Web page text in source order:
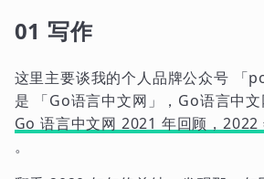
01 写作
这里主要谈我的个人品牌公众号 「
是 「Go语言中文网」，Go语言中文
Go 语言中文网 2021 年回顾，2022
。